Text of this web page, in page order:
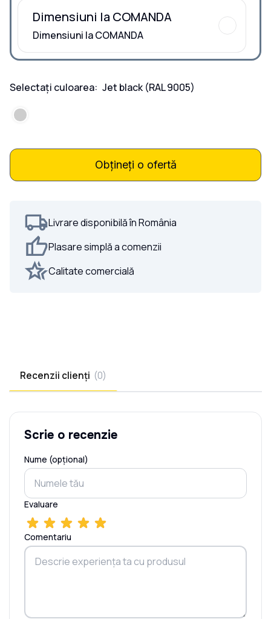
Dimensiuni la COMANDA
Dimensiuni la COMANDA
Selectați culoarea: Jet black(RAL 9005)
Obțineți o ofertă
Livrare disponibilă în România
Plasare simplă a comenzii
Calitate comercială
Recenzii clienți (0)
Scrie o recenzie
Nume (opțional)
Evaluare
Comentariu